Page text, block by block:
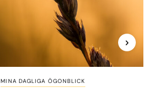
MINA DAGLIGA ÖGONBLICK